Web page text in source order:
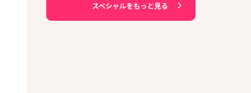
スペシャルをもっと見る